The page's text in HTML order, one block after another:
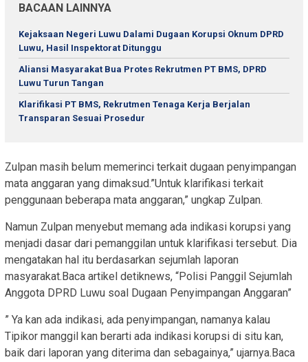
BACAAN LAINNYA
Kejaksaan Negeri Luwu Dalami Dugaan Korupsi Oknum DPRD
Luwu, Hasil Inspektorat Ditunggu
Aliansi Masyarakat Bua Protes Rekrutmen PT BMS, DPRD
Luwu Turun Tangan
Klarifikasi PT BMS, Rekrutmen Tenaga Kerja Berjalan
Transparan Sesuai Prosedur
Zulpan masih belum memerinci terkait dugaan penyimpangan
mata anggaran yang dimaksud.”Untuk klarifikasi terkait
penggunaan beberapa mata anggaran,” ungkap Zulpan.
Namun Zulpan menyebut memang ada indikasi korupsi yang
menjadi dasar dari pemanggilan untuk klarifikasi tersebut. Dia
mengatakan hal itu berdasarkan sejumlah laporan
masyarakat.Baca artikel detiknews, “Polisi Panggil Sejumlah
Anggota DPRD Luwu soal Dugaan Penyimpangan Anggaran”
” Ya kan ada indikasi, ada penyimpangan, namanya kalau
Tipikor manggil kan berarti ada indikasi korupsi di situ kan,
baik dari laporan yang diterima dan sebagainya,” ujarnya.Baca